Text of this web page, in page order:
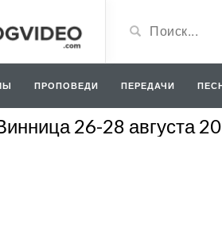
ПРОПОВЕДИ ПЕРЕДАЧИ
26-28 августа